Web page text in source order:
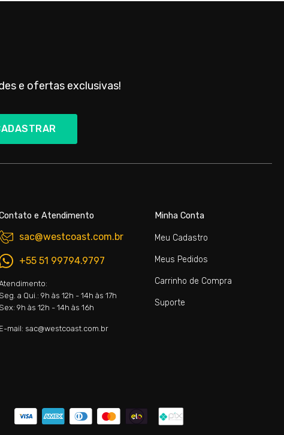
e ofertas exclusivas!
e Atendimento
sac@westcoast.com.br
+55 51 99794.9797
Seg. a Qui.: 9h às 12h - 14h às 17h
Sex: 9h às 12h - 14h às 16h
E-mail: sac@westcoast.com.br
Minha Conta
Meu Cadastro
Meus Pedidos
Carrinho de Compra
Suporte